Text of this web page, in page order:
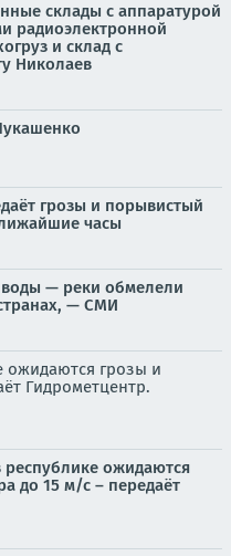
склады с аппаратурой
радиоэлектронной
и склад с
Николаев
грозы и порывистый
часы
воды — реки обмелели
— СМИ
ожидаются грозы и
Гидрометцентр.
ожидаются
до 15 м/с – передаёт